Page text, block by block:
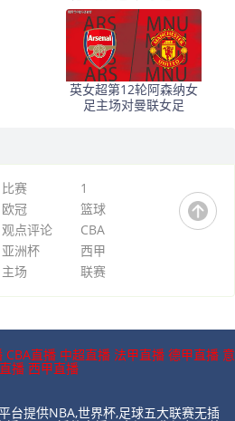
框架成型 后腰有隐患
英女超第12轮阿森纳女
足主场对曼联女足
比赛
1
欧冠
篮球
观点评论
CBA
亚洲杯
西甲
主场 联赛
CBA直播 中超直播 法甲直播 德甲直播 意
播 西甲直播
台提供NBA,世界杯,足球五大联赛无插